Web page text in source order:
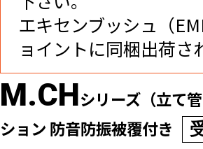
エキセンブッシュ（
ョイントに同梱出荷さ
M.CHシリーズ（立て
ション 防音防振被覆付き